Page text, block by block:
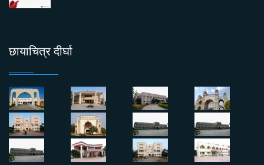
छायाचित्र दीर्घा